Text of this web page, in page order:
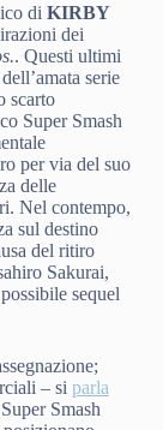
di KIRBY
dei
. Questi ultimi
serie
scarto
Super Smash
per via del suo
delle
Nel contempo,
sul destino
del ritiro
Sakurai,
sequel
– si parla
Smash